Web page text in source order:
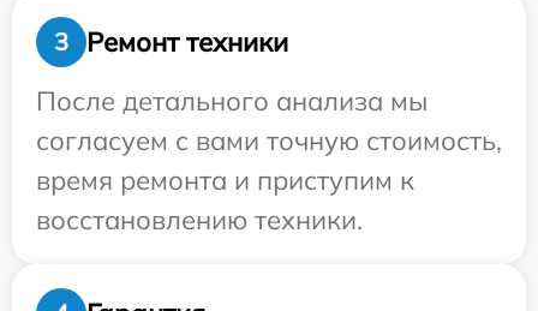
3
Ремонт техники
После детального анализа мы
согласуем с вами точную стоимость,
время ремонта и приступим к
восстановлению техники.